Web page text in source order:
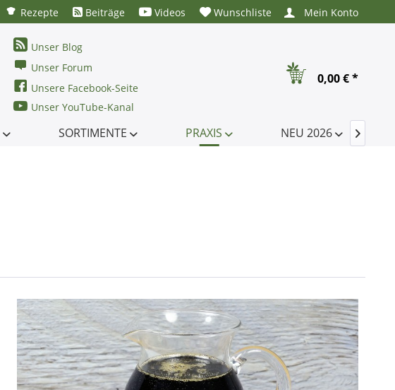
Rezepte Beiträge Videos Wunschliste Mein Konto
Unser Blog
Unser Forum
Unsere Facebook-Seite
Unser YouTube-Kanal
0,00 € *
SORTIMENTE PRAXIS NEU 2026 